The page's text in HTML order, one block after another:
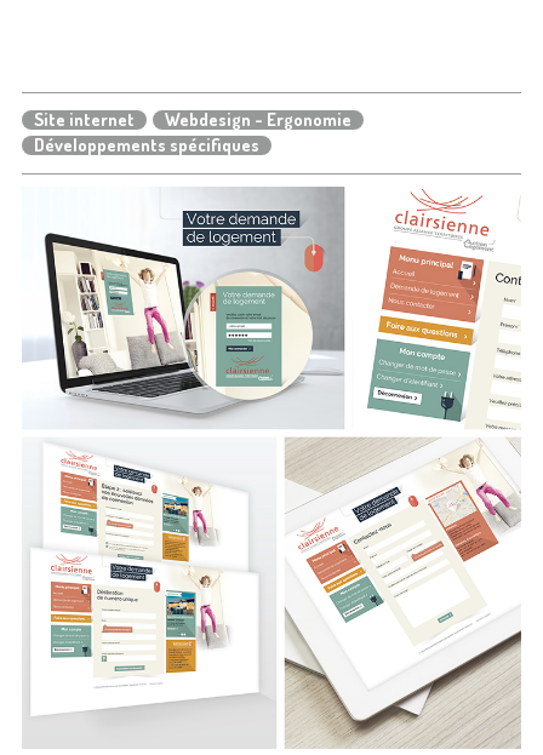
Site internet
Webdesign - Ergonomie
Développements spécifiques